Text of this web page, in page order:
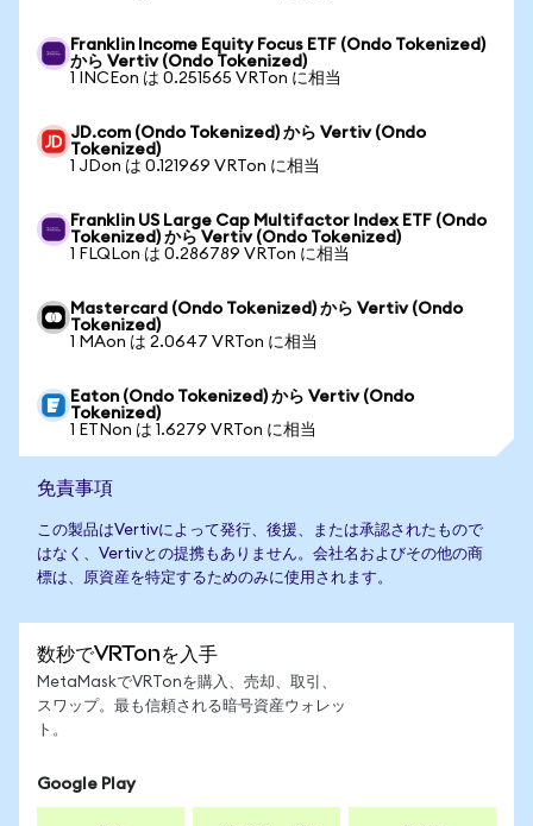
Franklin Income Equity Focus ETF (Ondo Tokenized)
から Vertiv (Ondo Tokenized)
1 INCEon は 0.251565 VRTon に相当
JD.com (Ondo Tokenized) から Vertiv (Ondo
Tokenized)
1 JDon は 0.121969 VRTon に相当
Franklin US Large Cap Multifactor Index ETF (Ondo
Tokenized) から Vertiv (Ondo Tokenized)
1 FLQLon は 0.286789 VRTon に相当
Mastercard (Ondo Tokenized) から Vertiv (Ondo
Tokenized)
1 MAon は 2.0647 VRTon に相当
Eaton (Ondo Tokenized) から Vertiv (Ondo
Tokenized)
1 ETNon は 1.6279 VRTon に相当
免責事項
この製品はVertivによって発行、後援、または承認されたもので
はなく、Vertivとの提携もありません。会社名およびその他の商
標は、原資産を特定するためのみに使用されます。
数秒でVRTonを入手
MetaMaskでVRTonを購入、売却、取引、
スワップ。最も信頼される暗号資産ウォレッ
ト。
Google Play